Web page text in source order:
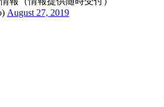
August 27, 2019